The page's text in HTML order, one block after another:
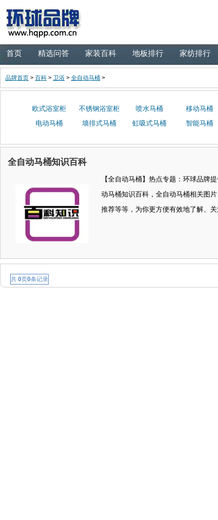
首页 精选问答 家装百科 地板排行 家纺排行
品牌首页 > 百科 > 卫浴 > 全自动马桶 >
欧式浴室柜 不锈钢浴室柜 喷水马桶
移动马桶
电动马桶
墙排式马桶 虹吸式马桶 智能马桶
全自动马桶知识百科
【全自动马桶】热点专题：环球品牌
动马桶知识百科，全自动马桶相关图
推荐等等，为你更方便有效地了解、
共 0页0条记录